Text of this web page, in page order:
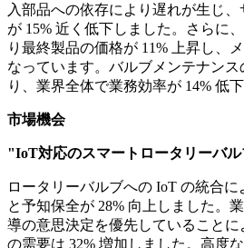
入部品への依存により遅れが生じ
が 15% 近く低下しました。さらに
り最終製品の価格が 11% 上昇し、
なっています。バルブメンテナン
り、業界全体で業務効率が 14% 低
市場機会
"IoT対応のスマートロータリーバ
ロータリーバルブへの IoT の統合
と予知保全が 28% 向上しました。
導の意思決定を優先していること
の需要は 32% 増加しました。高度